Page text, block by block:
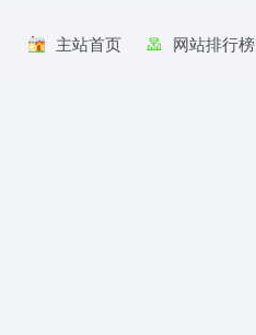
主站首页 网站排行榜